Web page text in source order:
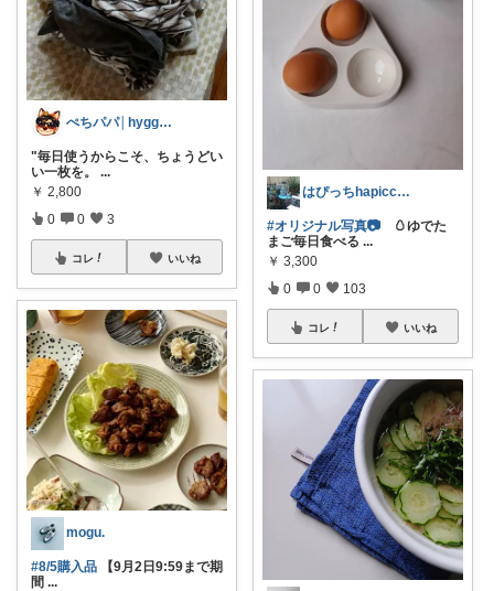
ぺちパパ│hyggeな心意気を大切に🌿
"毎日使うからこそ、ちょうどい
い一枚を。 ...
￥ 2,800
0 0 3
コレ いいね
mogu.
#8/5購入品 【9月2日9:59まで期
間 ...
はぴっちhapicchi💎🏃感謝💐
#オリジナル写真📷 🥚ゆでた
まご毎日食べる ...
￥ 3,300
0 0 103
コレ いいね